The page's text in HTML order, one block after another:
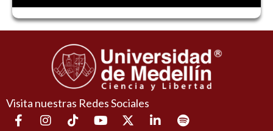
Visita nuestras Redes Sociales